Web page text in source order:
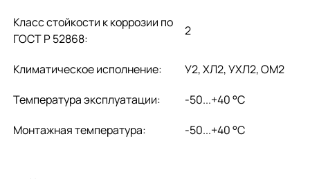
Класс стойкости к коррозии по
ГОСТ Р 52868:
2
Климатическое исполнение:
У2, ХЛ2, УХЛ2, ОМ2
Температура эксплуатации:
-50...+40 °C
Монтажная температура:
-50...+40 °C